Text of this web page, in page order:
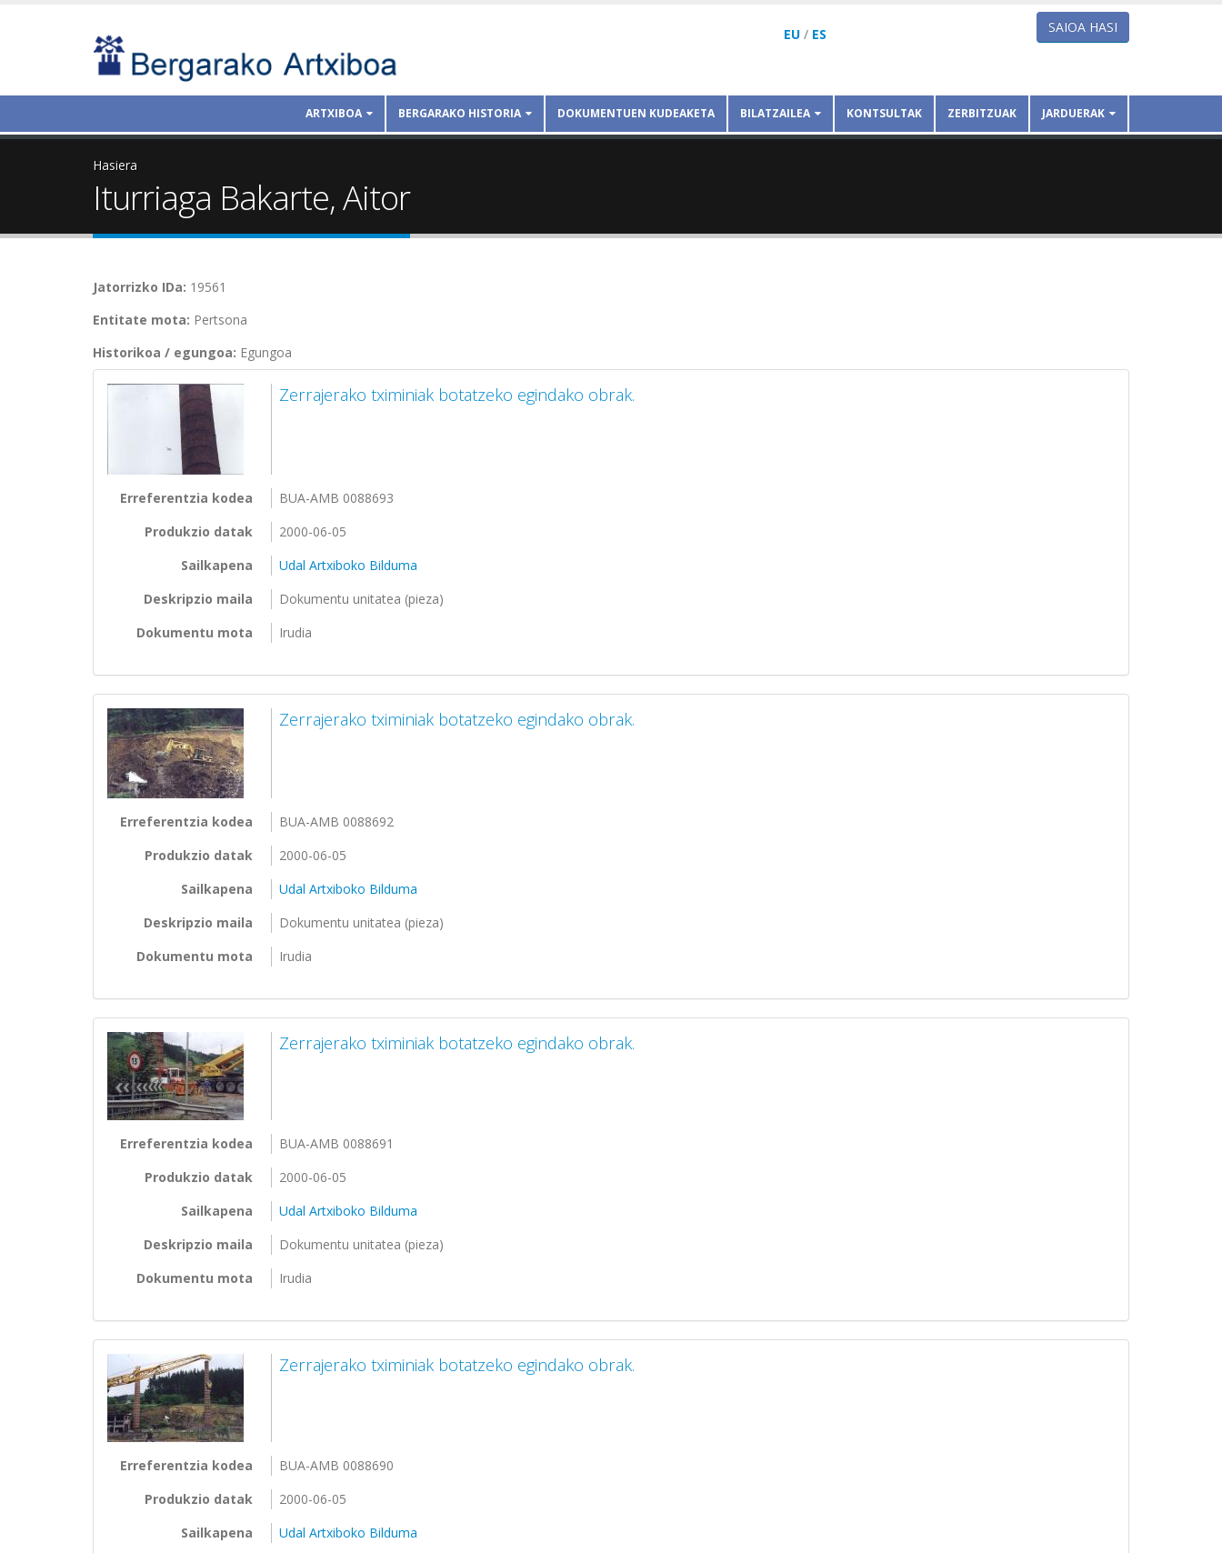
EU / ES SAIOA HASI
ARTXIBOA BERGARAKO HISTORIA DOKUMENTUEN KUDEAKETA BILATZAILEA KONTSULTAK ZERBITZUAK JARDUERAK
Hasiera
Iturriaga Bakarte, Aitor
Jatorrizko IDa: 19561
Entitate mota: Pertsona
Historikoa / egungoa: Egungoa
Zerrajerako tximiniak botatzeko egindako obrak.
Erreferentzia kodea
BUA-AMB 0088693
Produkzio datak
2000-06-05
Sailkapena
Udal Artxiboko Bilduma
Deskripzio maila
Dokumentu unitatea (pieza)
Dokumentu mota
Irudia
Zerrajerako tximiniak botatzeko egindako obrak.
Erreferentzia kodea
BUA-AMB 0088692
Produkzio datak
2000-06-05
Sailkapena
Udal Artxiboko Bilduma
Deskripzio maila
Dokumentu unitatea (pieza)
Dokumentu mota
Irudia
Zerrajerako tximiniak botatzeko egindako obrak.
Erreferentzia kodea
BUA-AMB 0088691
Produkzio datak
2000-06-05
Sailkapena
Udal Artxiboko Bilduma
Deskripzio maila
Dokumentu unitatea (pieza)
Dokumentu mota
Irudia
Zerrajerako tximiniak botatzeko egindako obrak.
Erreferentzia kodea
BUA-AMB 0088690
Produkzio datak
2000-06-05
Sailkapena
Udal Artxiboko Bilduma